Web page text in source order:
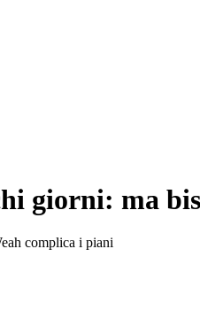
giorni: ma
complica i piani